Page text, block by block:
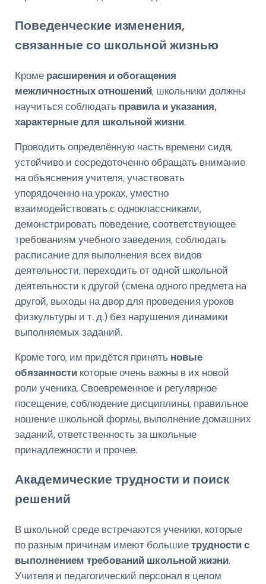
Поведенческие изменения,
связанные со школьной жизнью
Кроме расширения и обогащения
межличностных отношений, школьники должны
научиться соблюдать правила и указания,
характерные для школьной жизни.
Проводить определённую часть времени сидя,
устойчиво и сосредоточенно обращать внимание
на объяснения учителя, участвовать
упорядоченно на уроках, уместно
взаимодействовать с одноклассниками,
демонстрировать поведение, соответствующее
требованиям учебного заведения, соблюдать
расписание для выполнения всех видов
деятельности, переходить от одной школьной
деятельности к другой (смена одного предмета на
другой, выходы на двор для проведения уроков
физкультуры и т. д.) без нарушения динамики
выполняемых заданий.
Кроме того, им придётся принять новые
обязанностикоторые очень важны в их новой
роли ученика. Своевременное и регулярное
посещение, соблюдение дисциплины, правильное
ношение школьной формы, выполнение домашних
заданий, ответственность за школьные
принадлежности и прочее.
Академические трудности и поиск
решений
В школьной среде встречаются ученики, которые
по разным причинам имеют большиетрудности с
выполнением требований школьной жизни.
Учителя и педагогический персонал в целом